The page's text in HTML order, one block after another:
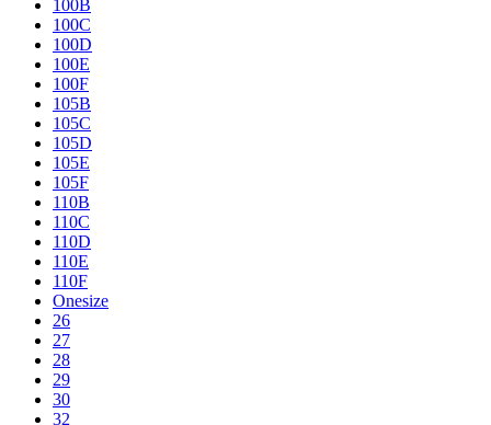
100B
100C
100D
100E
100F
105B
105C
105D
105E
105F
110B
110C
110D
110E
110F
Onesize
26
27
28
29
30
32